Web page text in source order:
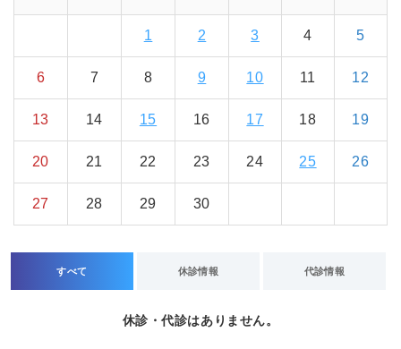
1 2 3 4 5
6 7 8 9 10 11 12
13 14 15 16 17 18 19
20 21 22 23 24 25 26
27 28 29 30
すべて 休診情報 代診情報
休診・代診はありません。